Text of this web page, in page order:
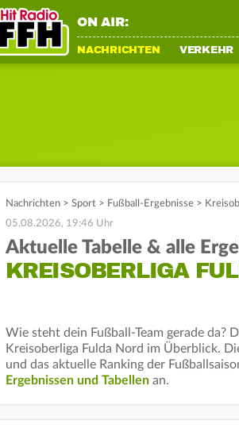
ON AIR:
NACHRICHTEN VERKEHR
Nachrichten > Sport > Fußball-Ergebnisse >
05.08.2026, 19:46 Uhr
Aktuelle Tabelle & alle
KREISOBERLIGA
Wie steht dein Fußball-Team gerade da?
Kreisoberliga Fulda Nord im Überblick.
und das aktuelle Ranking der
Ergebnissen und Tabellen an.